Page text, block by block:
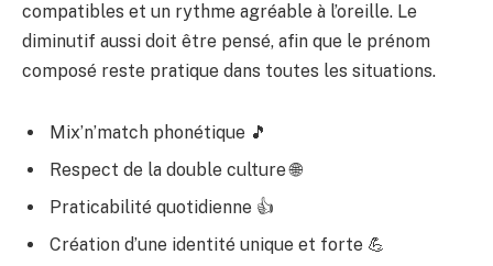
compatibles et un rythme agréable à l’oreille. Le
diminutif aussi doit être pensé, afin que le prénom
composé reste pratique dans toutes les situations.
Mix’n’match phonétique 🎵
Respect de la double culture 🌐
Praticabilité quotidienne 👍
Création d’une identité unique et forte 💪